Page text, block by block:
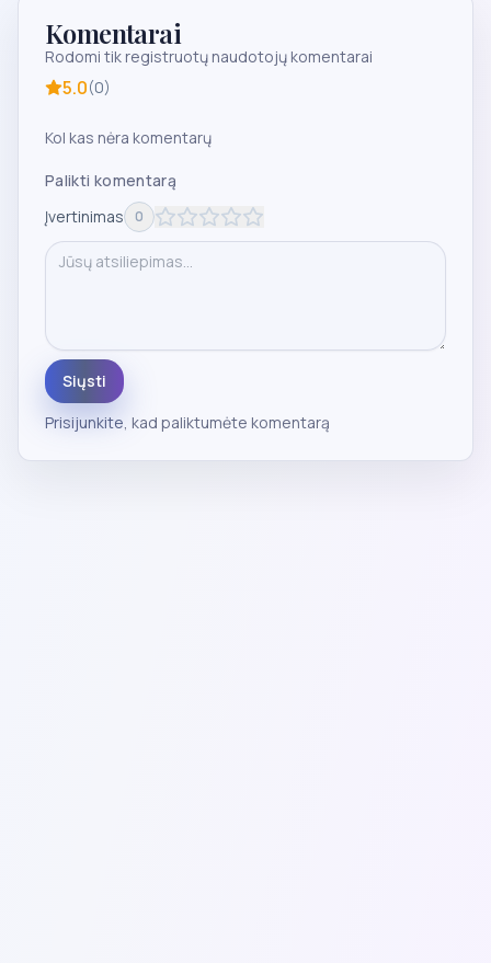
Komentarai
Rodomi tik registruotų naudotojų komentarai
5.0(0)
Kol kas nėra komentarų
Palikti komentarą
Įvertinimas
0
Siųsti
Prisijunkite, kad paliktumėte komentarą